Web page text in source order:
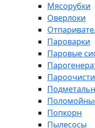
Мясорубки
Оверлоки
Пароварки
Паровые
Попкорн
Пылесосы